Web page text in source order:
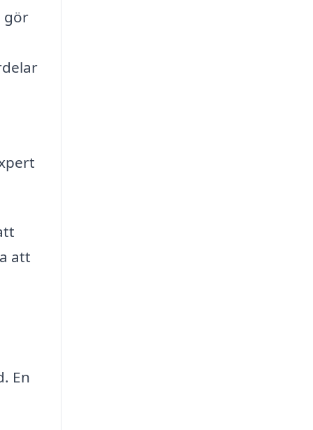
gör
att
En